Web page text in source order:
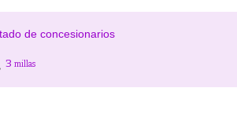
de concesionarios
3millas